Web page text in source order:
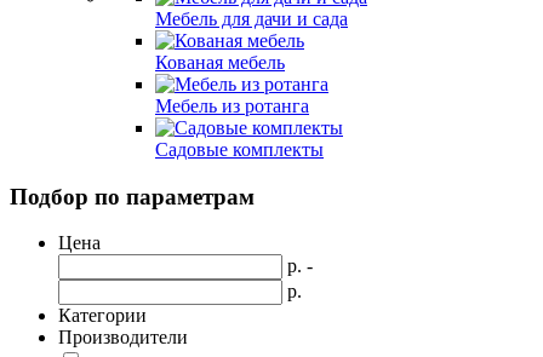
Мебель для дачи и сада
Кованая мебель
Мебель из ротанга
Садовые комплекты
Подбор по параметрам
Цена
р. -
р.
Категории
Производители